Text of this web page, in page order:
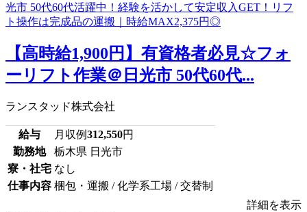
【高時給1,900円】有資格者必見☆フォ
ーリフト作業＠日光市 50代60代...
ランスタッド株式会社
給与 月収例312,550円
勤務地
栃木県 日光市
寮・社宅 なし
仕事内容 梱包・運搬 / 化学系工場 / 交替制
詳細を表示